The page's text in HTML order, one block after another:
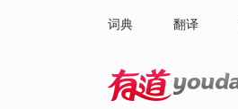
词典 翻译